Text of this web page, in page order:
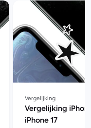
Vergelijking
Vergelijking
iPhone 17